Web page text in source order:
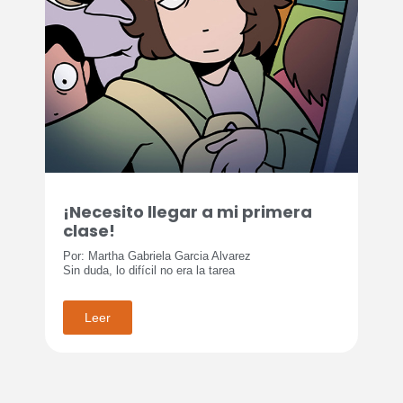
¡Necesito llegar a mi primera
clase!
Por: Martha Gabriela Garcia Alvarez
Sin duda, lo difícil no era la tarea
Leer